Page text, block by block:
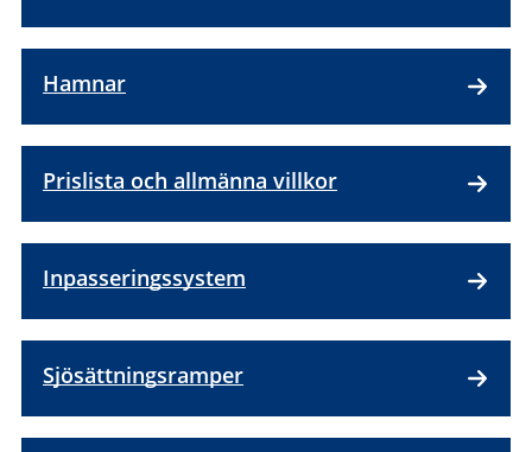
Hamnar
Prislista och allmänna villkor
Inpasseringssystem
Sjösättningsramper